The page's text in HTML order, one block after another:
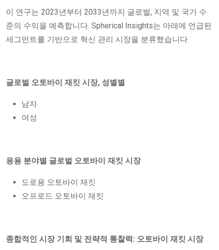
이 연구는 2023년부터 2033년까지 글로벌, 지역 및 국가 수
준의 수익을 예측합니다. Spherical Insights는 아래에 언급된
세그먼트를 기반으로 혁신 관리 시장을 분류했습니다.
글로벌 오토바이 재킷 시장, 성별별
남자
여성
응용 분야별 글로벌 오토바이 재킷 시장
도로용 오토바이 재킷
오프로드 오토바이 재킷
종합적인 시장 기회 및 전략적 통찰력: 오토바이 재킷 시장